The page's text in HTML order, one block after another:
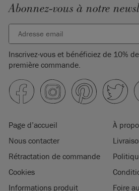
Abonnez-vous à notre
Inscrivez-vous et bénéficiez de 10%
première commande.
Page d’accueil
À
Nous contacter
Rétractation de commande
Cookies
Informations produit
Foire